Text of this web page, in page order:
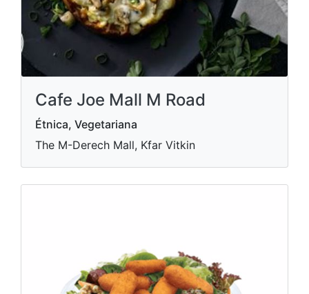
Cafe Joe Mall M Road
Étnica, Vegetariana
The M-Derech Mall, Kfar Vitkin